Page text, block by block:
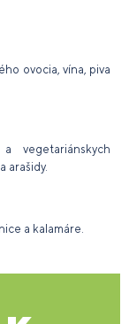
ovocia, vína, piva
vegetariánskych
arašidy.
a kalamáre.